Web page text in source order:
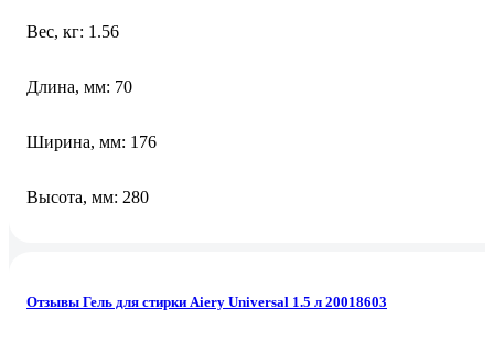
Вес, кг: 1.56
Длина, мм: 70
Ширина, мм: 176
Высота, мм: 280
Отзывы Гель для стирки Aiery Universal 1.5 л 20018603